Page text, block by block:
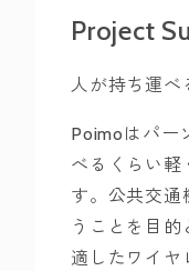
Project
人が持ち運べ
Poimoはパー
べるくらい軽
す。公共交通
うことを目
適したワイヤ